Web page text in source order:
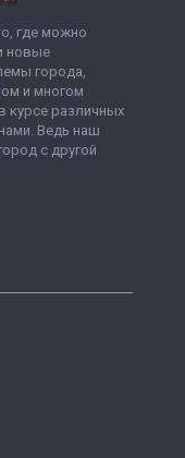
где можно
новые
города,
и многом
курсе различных
Ведь наш
с другой